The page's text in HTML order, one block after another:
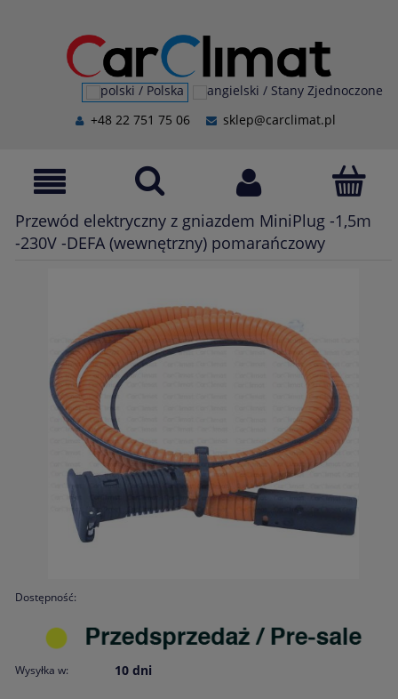
+48 22 751 75 06 sklep@carclimat.pl
Przewód elektryczny z gniazdem MiniPlug -1,5m
-230V -DEFA (wewnętrzny) pomarańczowy
Dostępność:
Wysyłka w: 10 dni